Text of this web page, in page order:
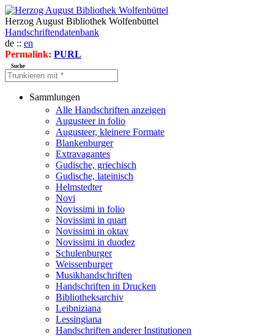
Herzog August Bibliothek Wolfenbüttel
Handschriftendatenbank
de :: en
Permalink: PURL
Suche
Sammlungen
Alle Handschriften anzeigen
Augusteer in folio
Augusteer, kleinere Formate
Blankenburger
Extravagantes
Gudische, griechisch
Gudische, lateinisch
Helmstedter
Novi
Novissimi in folio
Novissimi in quart
Novissimi in oktav
Novissimi in duodez
Schulenburger
Weissenburger
Musikhandschriften
Handschriften in Drucken
Bibliotheksarchiv
Leibniziana
Lessingiana
Handschriften anderer Institutionen